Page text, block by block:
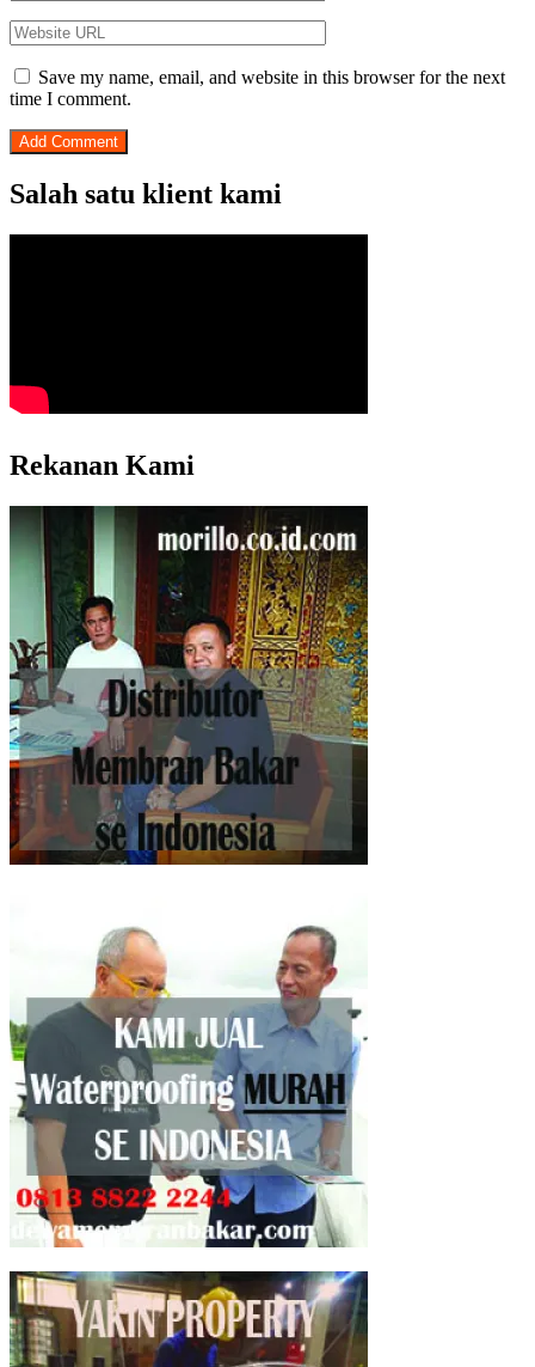
Save my name, email, and website in this browser for the next
time I comment.
Salah satu klient kami
Rekanan Kami